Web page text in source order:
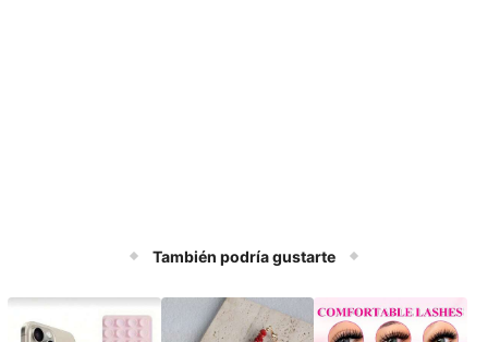
También podría gustarte